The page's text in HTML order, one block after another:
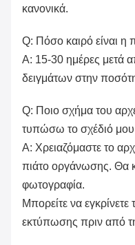
κανονικά.
Q: Πόσο καιρό είναι
Α: 15-30 ημέρες μετά
δειγμάτων στην
Q: Ποιο σχήμα του
τυπώσω το σχέδιό
Α: Χρειαζόμαστε το
πιάτο οργάνωσης. Θα
φωτογραφία.
Μπορείτε να εγκρίνετε
εκτύπωσης πριν από